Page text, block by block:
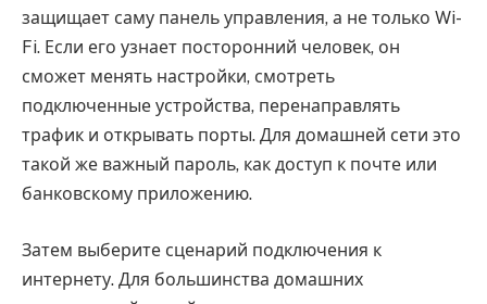
защищает саму панель управления, а не только Wi-
Fi. Если его узнает посторонний человек, он
сможет менять настройки, смотреть
подключенные устройства, перенаправлять
трафик и открывать порты. Для домашней сети это
такой же важный пароль, как доступ к почте или
банковскому приложению.
Затем выберите сценарий подключения к
интернету. Для большинства домашних